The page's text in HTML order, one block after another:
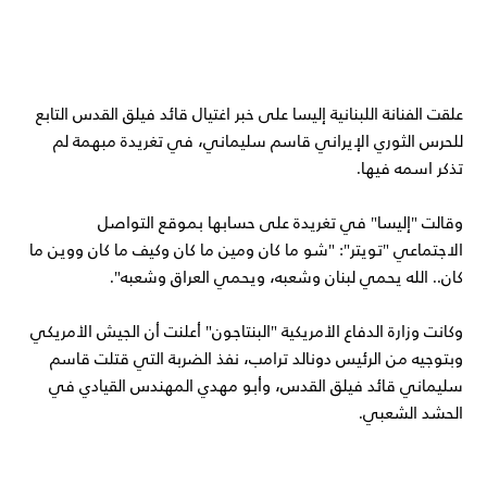
علقت الفنانة اللبنانية إليسا على خبر اغتيال قائد فيلق القدس التابع
للحرس الثوري الإيراني قاسم سليماني، في تغريدة مبهمة لم
تذكر اسمه فيها.
وقالت "إليسا" في تغريدة على حسابها بموقع التواصل
الاجتماعي "تويتر": "شو ما كان ومين ما كان وكيف ما كان ووين ما
كان.. الله يحمي لبنان وشعبه، ويحمي العراق وشعبه".
وكانت وزارة الدفاع الأمريكية "البنتاجون" أعلنت أن الجيش الأمريكي
وبتوجيه من الرئيس دونالد ترامب، نفذ الضربة التي قتلت قاسم
سليماني قائد فيلق القدس، وأبو مهدي المهندس القيادي في
الحشد الشعبي.